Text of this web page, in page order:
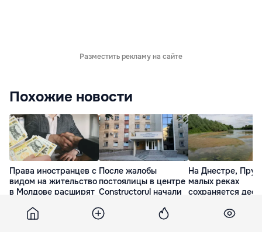
Разместить рекламу на сайте
Похожие новости
Права иностранцев с
видом на жительство
в Молдове расширят
32 минуты назад
После жалобы
постоялицы в центре
Constructorul начали
8 часов назад
На Днестре,
малых реках
сохраняется
9 часов назад